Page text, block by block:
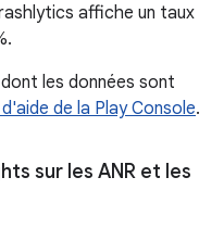
affiche un taux
les données sont
de la Play Console.
sur les ANR et les